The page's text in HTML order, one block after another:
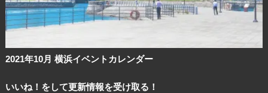
2021年10月 横浜イベントカレンダー
いいね！をして更新情報を受け取る！